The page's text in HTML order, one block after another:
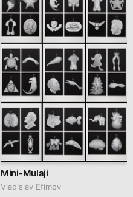
Mini-Mulaji
Vladislav Efimov